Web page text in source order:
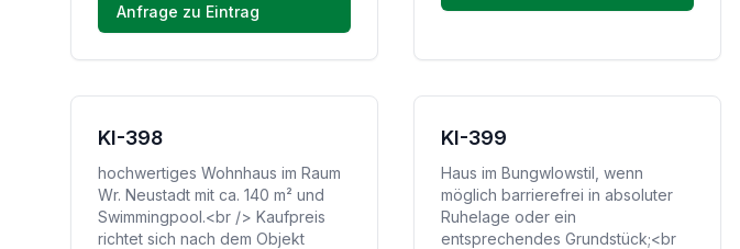
Anfrage zu Eintrag
KI-398
hochwertiges Wohnhaus im Raum
Wr. Neustadt mit ca. 140 m² und
Swimmingpool.<br /> Kaufpreis
richtet sich nach dem Objekt
KI-399
Haus im Bungwlowstil, wenn
möglich barrierefrei in absoluter
Ruhelage oder ein
entsprechendes Grundstück;<br